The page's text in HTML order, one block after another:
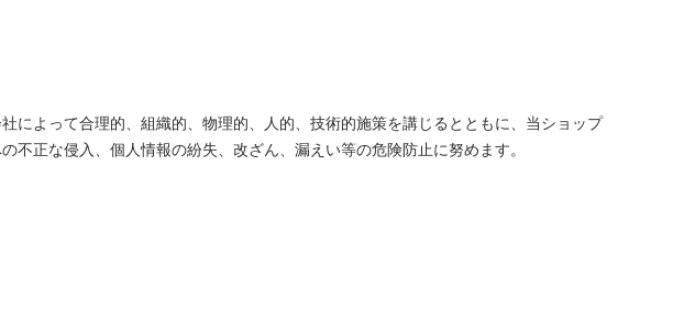
によって合理的、組織的、物理的、人的、技術的施策を講じるとともに、当ショップ
不正な侵入、個人情報の紛失、改ざん、漏えい等の危険防止に努めます。